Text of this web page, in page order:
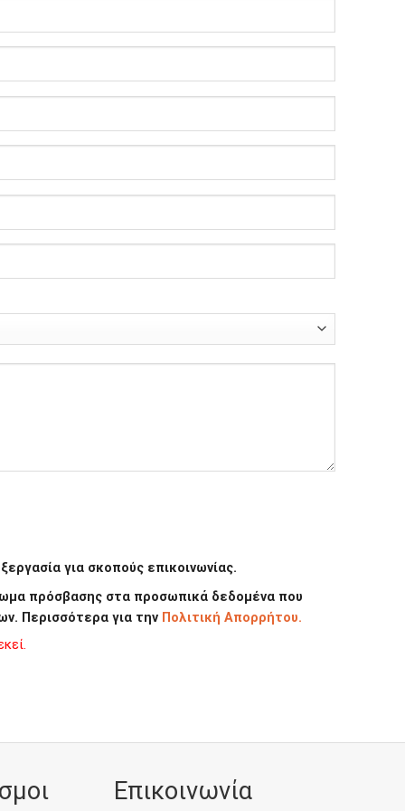
για σκοπούς επικοινωνίας.
πρόσβασης στα προσωπικά δεδομένα που
Περισσότερα για την Πολιτική Απορρήτου.
Επικοινωνία